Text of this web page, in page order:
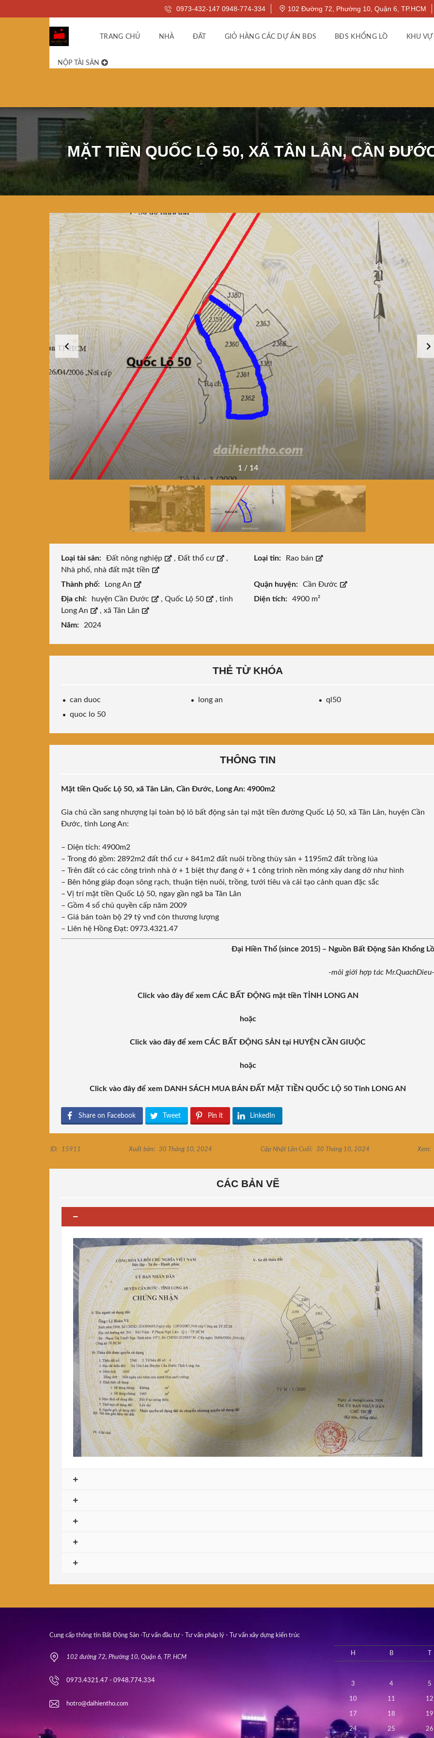
0973-432-147 0948-774-334 102 Đường 72, Phường 10, Quận 6, TP.HCM
TRANG CHỦ NHÀ ĐẤT GIỎ HÀNG CÁC DỰ ÁN BĐS BĐS KHỔNG LỒ KHU
NỘP TÀI SẢN
MẶT TIỀN QUỐC LỘ 50, XÃ TÂN LÂN, CẦN
1 / 14
Loại tài sản: Đất nông nghiệp , Đất thổ cư
,
Nhà phố, nhà đất mặt tiền
Loại tin: Rao bán
Thành phố: Long An Quận huyện:
Cần Đước
Địa chỉ:
huyện Cần Đước , Quốc Lộ 50 , tỉnh
Long An
, xã Tân Lân
Diện tích: 4900 m²
Năm: 2024
THẺ TỪ KHÓA
can duoc long an
ql50
quoc lo 50
THÔNG TIN
Mặt tiền Quốc Lộ 50, xã Tân Lân, Cần Đước, Long An: 4900m2
Gia chủ cần sang nhượng lại toàn bộ lô bất động sản tại mặt tiền đường Quốc Lộ 50, xã Tân Lân, huyện Cần
Đước, tỉnh Long An:
– Diện tích: 4900m2
– Trong đó gồm: 2892m2 đất thổ cư + 841m2 đất nuôi trồng thùy sản + 1195m2 đất trồng lúa
– Trên đất có các công trình nhà ở + 1 biệt thự đang ở + 1 công trình nền móng xây dang dở như hình
– Bên hông giáp đoạn sông rạch, thuận tiện nuôi, trồng, tưới tiêu và cải tạo cảnh quan đặc sắc
– Vị trí mặt tiền Quốc Lộ 50, ngay gần ngã ba Tân Lân
– Gồm 4 sổ chủ quyền cấp năm 2009
– Giá bán toàn bộ 29 tỷ vnđ còn thương lượng
– Liên hệ Hồng Đạt: 0973.4321.47
Đại Hiền Thổ (since 2015) – Nguồn Bất Động Sản Khổng Lồ
-môi giới hợp tác Mr.QuachDieu-
Click vào đây để xem CÁC BẤT ĐỘNG mặt tiền TỈNH LONG AN
hoặc
Click vào đây để xem CÁC BẤT ĐỘNG SẢN tại HUYỆN CẦN GIUỘC
hoặc
Click vào đây để xem DANH SÁCH MUA BÁN ĐẤT MẶT TIỀN QUỐC LỘ 50 Tỉnh LONG AN
Share on Facebook Tweet Pin it LinkedIn
ID: 15911 Xuất bản: 30 Tháng 10, 2024 Cập Nhật Lần Cuối: 30 Tháng 10, 2024 Xem:
CÁC BẢN VẼ
Cung cấp thông tin Bất Động Sản -Tư vấn đầu tư - Tư vấn pháp lý - Tư vấn xây dựng kiến trúc
102 đường 72, Phường 10, Quận 6, TP. HCM
0973.4321.47 - 0948.774.334
hotro@daihientho.com
H B
3 4 5
10 11 12
17 18 19
24 25 26